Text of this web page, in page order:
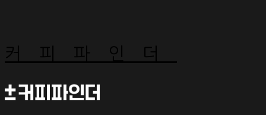
커피파인더